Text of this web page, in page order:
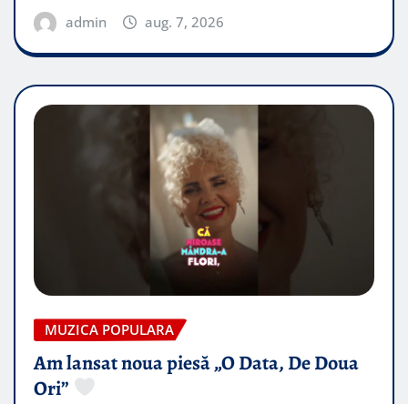
admin aug. 7, 2026
MUZICA POPULARA
Am lansat noua piesă „O Data, De Doua
Ori”